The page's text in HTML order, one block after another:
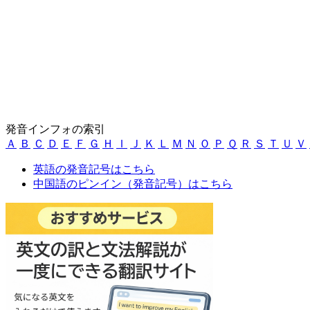
発音インフォの索引
Ａ
Ｂ Ｃ Ｄ Ｅ Ｆ Ｇ Ｈ Ｉ Ｊ Ｋ Ｌ Ｍ Ｎ Ｏ Ｐ Ｑ Ｒ Ｓ Ｔ Ｕ Ｖ
英語の発音記号はこちら
中国語のピンイン（発音記号）はこちら